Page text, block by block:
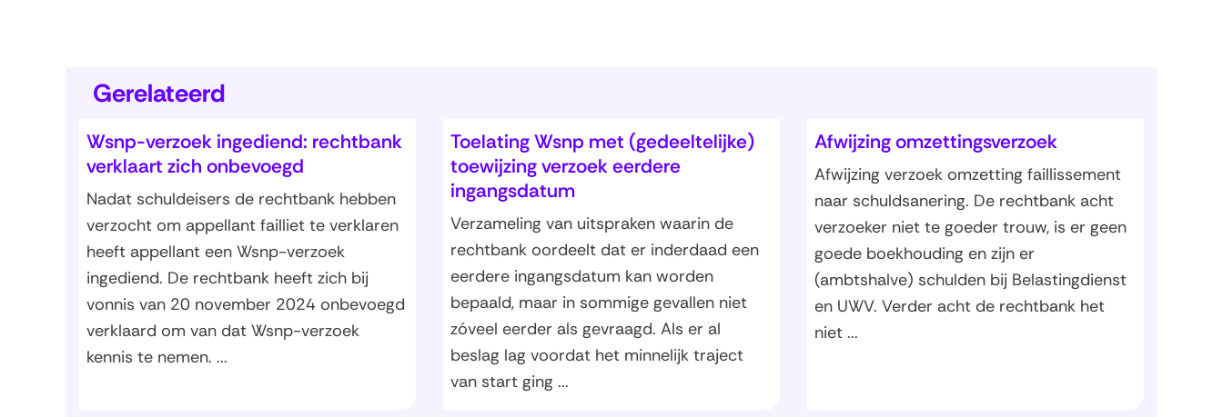
Gerelateerd
Wsnp-verzoek ingediend: rechtbank
verklaart zich onbevoegd
Nadat schuldeisers de rechtbank hebben
verzocht om appellant failliet te verklaren
heeft appellant een Wsnp-verzoek
ingediend. De rechtbank heeft zich bij
vonnis van 20 november 2024 onbevoegd
verklaard om van dat Wsnp-verzoek
kennis te nemen. ...
Toelating Wsnp met (gedeeltelijke)
toewijzing verzoek eerdere
ingangsdatum
Verzameling van uitspraken waarin de
rechtbank oordeelt dat er inderdaad een
eerdere ingangsdatum kan worden
bepaald, maar in sommige gevallen niet
zóveel eerder als gevraagd. Als er al
beslag lag voordat het minnelijk traject
van start ging ...
Afwijzing omzettingsverzoek
Afwijzing verzoek omzetting faillissement
naar schuldsanering. De rechtbank acht
verzoeker niet te goeder trouw, is er geen
goede boekhouding en zijn er
(ambtshalve) schulden bij Belastingdienst
en UWV. Verder acht de rechtbank het
niet ...